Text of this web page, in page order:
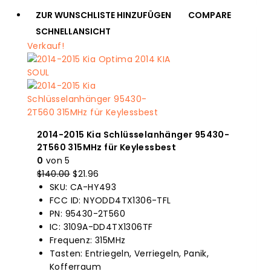
ZUR WUNSCHLISTE HINZUFÜGEN
COMPARE
SCHNELLANSICHT
Verkauf!
2014-2015 Kia Schlüsselanhänger 95430-
2T560 315MHz für Keylessbest
0 von 5
$140.00 Der
Originalpreis
war:
$140.00.
$21.96
aktuelle
Preis
ist:
$21.96.
SKU: CA-HY493
FCC ID: NYODD4TX1306-TFL
PN: 95430-2T560
IC: 3109A-DD4TX1306TF
Frequenz: 315MHz
Tasten: Entriegeln, Verriegeln, Panik,
Kofferraum